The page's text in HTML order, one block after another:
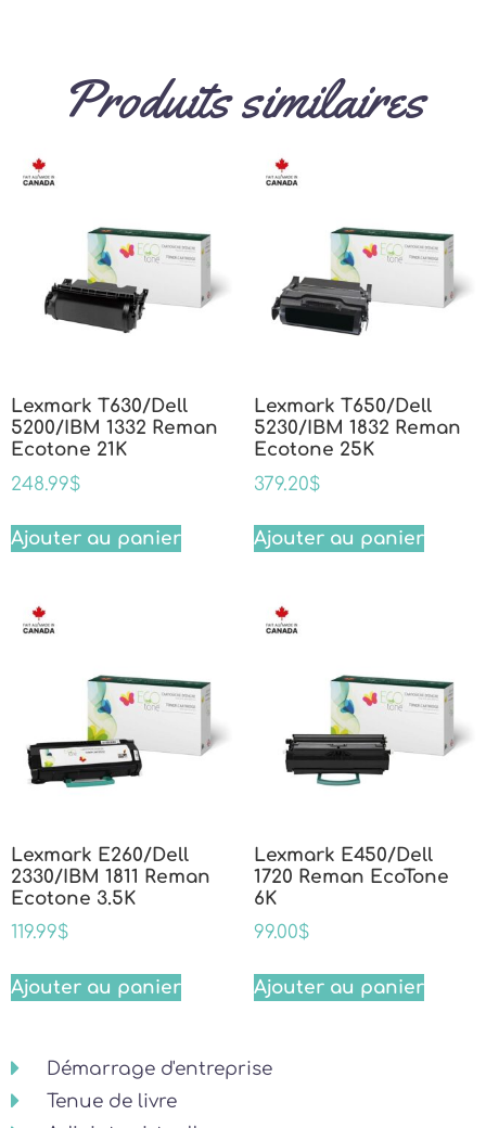
Produits similaires
Lexmark T630/Dell
5200/IBM 1332 Reman
Ecotone 21K
248.99$
Ajouter au panier
Lexmark T650/Dell
5230/IBM 1832 Reman
Ecotone 25K
379.20$
Ajouter au panier
Lexmark E260/Dell
2330/IBM 1811 Reman
Ecotone 3.5K
119.99$
Ajouter au panier
Lexmark E450/Dell
1720 Reman EcoTone
6K
99.00$
Ajouter au panier
Démarrage d'entreprise
Tenue de livre